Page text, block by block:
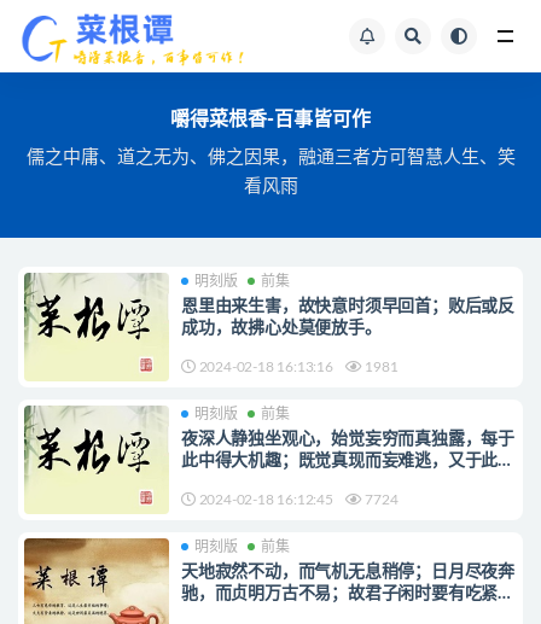
嚼得菜根香-百事皆可作
儒之中庸、道之无为、佛之因果，融通三者方可智慧人生、笑
看风雨
明刻版 前集
恩里由来生害，故快意时须早回首；败后或反
成功，故拂心处莫便放手。
2024-02-18 16:13:16 1981
明刻版 前集
夜深人静独坐观心，始觉妄穷而真独露，每于
此中得大机趣；既觉真现而妄难逃，又于此中
2024-02-18 16:12:45 7724
明刻版 前集
天地寂然不动，而气机无息稍停；日月尽夜奔
驰，而贞明万古不易；故君子闲时要有吃紧的
全站文章搜索